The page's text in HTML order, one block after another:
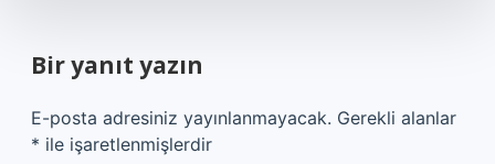
Bir yanıt yazın
E-posta adresiniz yayınlanmayacak. Gerekli alanlar
* ile işaretlenmişlerdir